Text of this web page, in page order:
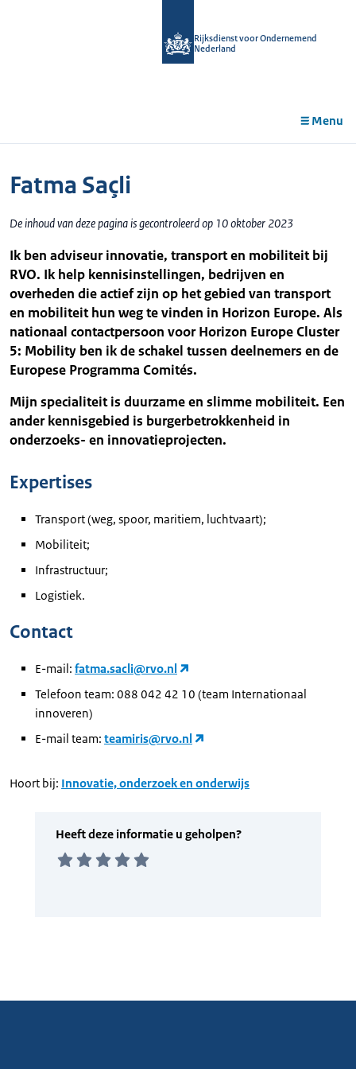
Rijksdienst voor Ondernemend
Nederland
Menu
Fatma Saçli
De inhoud van deze pagina is gecontroleerd op 10 oktober 2023
Ik ben adviseur innovatie, transport en mobiliteit bij
RVO. Ik help kennisinstellingen, bedrijven en
overheden die actief zijn op het gebied van transport
en mobiliteit hun weg te vinden in Horizon Europe. Als
nationaal contactpersoon voor Horizon Europe Cluster
5: Mobility ben ik de schakel tussen deelnemers en de
Europese Programma Comités.
Mijn specialiteit is duurzame en slimme mobiliteit. Een
ander kennisgebied is burgerbetrokkenheid in
onderzoeks- en innovatieprojecten.
Expertises
Transport (weg, spoor, maritiem, luchtvaart);
Mobiliteit;
Infrastructuur;
Logistiek.
Contact
E-mail: fatma.sacli@rvo.nl
Telefoon team: 088 042 42 10 (team Internationaal
innoveren)
E-mail team: teamiris@rvo.nl
Hoort bij: Innovatie, onderzoek en onderwijs